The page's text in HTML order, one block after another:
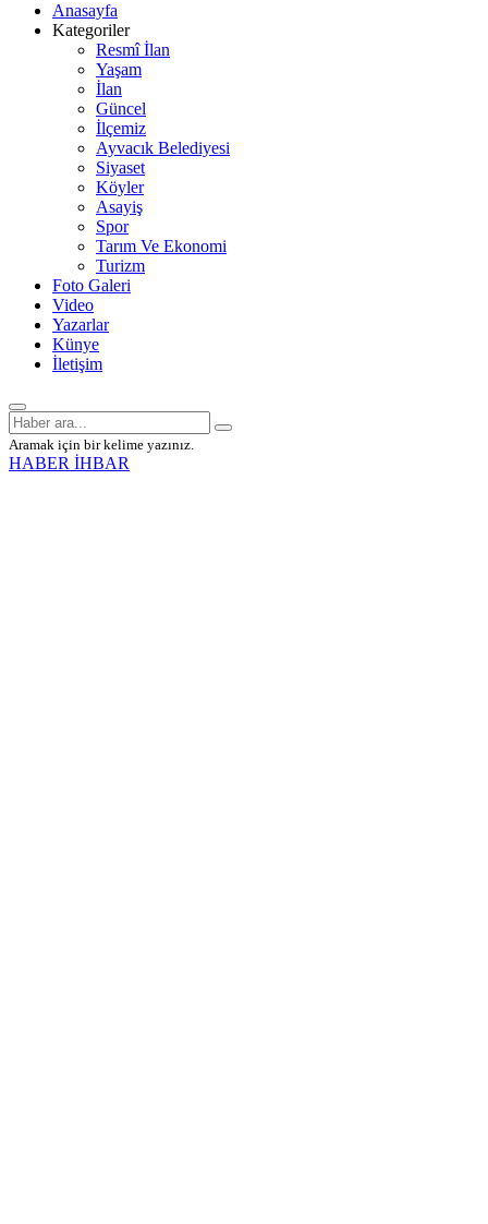
Anasayfa
Kategoriler
Resmî İlan
Yaşam
İlan
Güncel
İlçemiz
Ayvacık Belediyesi
Siyaset
Köyler
Asayiş
Spor
Tarım Ve Ekonomi
Turizm
Foto Galeri
Video
Yazarlar
Künye
İletişim
Aramak için bir kelime yazınız.
HABER İHBAR